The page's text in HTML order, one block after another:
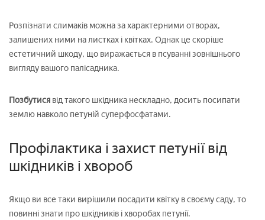
Розпізнати слимаків можна за характерними отворах,
залишених ними на листках і квітках. Однак це скоріше
естетичний шкоду, що виражається в псуванні зовнішнього
вигляду вашого палісадника.
Позбутися від такого шкідника нескладно, досить посипати
землю навколо петуній суперфосфатами.
Профілактика і захист петунії від
шкідників і хвороб
Якщо ви все таки вирішили посадити квітку в своєму саду, то
повинні знати про шкідників і хворобах петунії.